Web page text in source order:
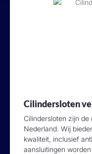
Cilindersloten
Cilindersloten zijn de
Nederland. Wij
kwaliteit, inclusief
aansluitingen